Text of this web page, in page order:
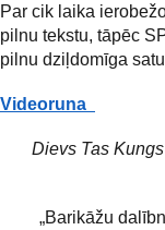
Par cik laika
pilnu tekstu, tāpēc
pilnu dziļdomīga
Videoruna
Dievs Tas
„Barikāžu